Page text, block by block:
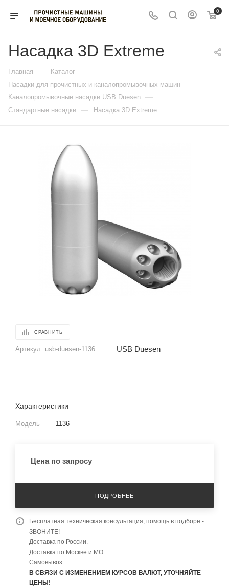
0
Насадка 3D Extreme
Главная — Каталог —
Насадки для прочистных и каналопромывочных машин —
Каналопромывочные насадки USB Duesen —
Стандартные насадки — Насадка 3D Extreme
СРАВНИТЬ
Артикул: usb-duesen-1136 USB Duesen
Характеристики
Модель — 1136
Цена по запросу
ПОДРОБНЕЕ
Бесплатная техническая консультация, помощь в подборе -
ЗВОНИТЕ!
Доставка по России.
Доставка по Москве и МО.
Самовывоз.
В СВЯЗИ С ИЗМЕНЕНИЕМ КУРСОВ ВАЛЮТ, УТОЧНЯЙТЕ
ЦЕНЫ!